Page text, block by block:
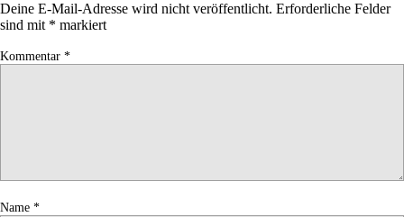
Deine E-Mail-Adresse wird nicht veröffentlicht. Erforderliche Felder
sind mit * markiert
Kommentar *
Name *